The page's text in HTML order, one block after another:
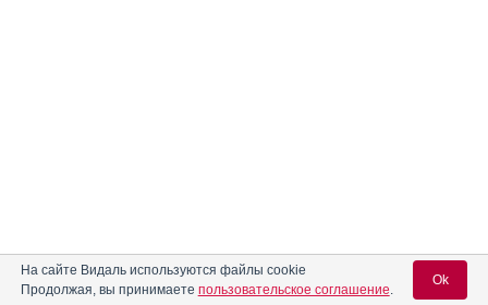
На сайте Видаль используются файлы cookie
Продолжая, вы принимаете пользовательское соглашение.
Ok